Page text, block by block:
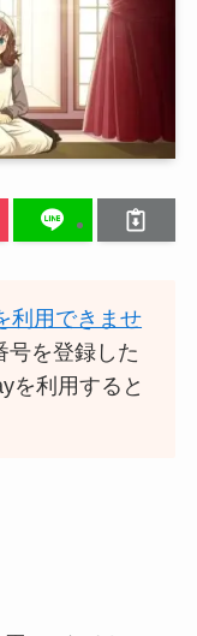
利用できませ
号を登録した
を利用すると